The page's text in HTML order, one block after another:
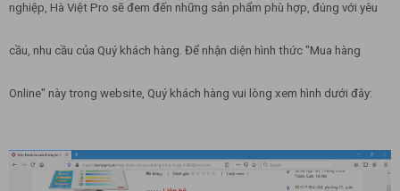
nghiệp, Hà Việt Pro sẽ đem đến những sản phẩm phù hợp, đúng với yêu
cầu, nhu cầu của Quý khách hàng. Để nhận diện hình thức "Mua hàng
Online" này trong website, Quý khách hàng vui lòng xem hình dưới đây: